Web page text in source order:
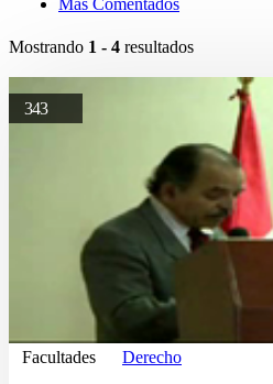
Más Comentados
Mostrando 1 - 4 resultados
343
Facultades Derecho